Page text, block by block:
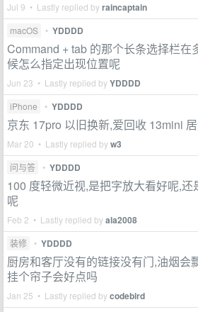
Jul 9 • Lastly replied byraincaptain
macOS • YDDDD
Command + tab 的那个长条选择栏在
候怎么指定出现位置呢
Jun 23 • Lastly replied byYDDDD
iPhone • YDDDD
京东 17pro 以旧换新,爱回收 13mini
Mar 20 • Lastly replied byw3
问与答 • YDDDD
100 度轻微近视,是把字放大看好呢,还
呢
Feb 2 • Lastly replied byala2008
装修 • YDDDD
厨房和客厅没有的链接没有门,油烟会
挂个帘子会好点吗
Jan 25 • Lastly replied bycodebird